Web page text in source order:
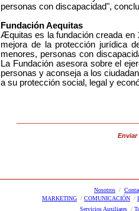
personas con discapacidad",
Fundación Aequitas
Æquitas es la fundación creada en
mejora de la protección jurídica
menores, personas con
La Fundación asesora sobre el
personas y aconseja a los
a su protección social, legal y
Enviar
Nosotros /
MARKETING / COMUNICACIÓN /
Servicios Auxiliares/